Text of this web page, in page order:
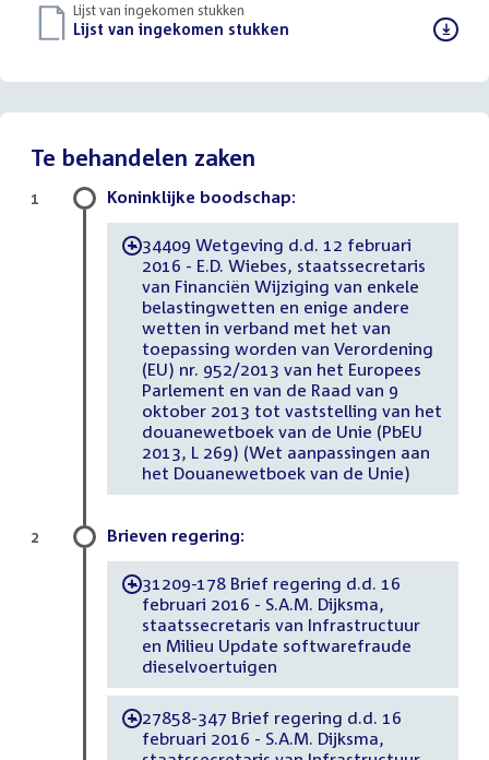
Lijst van ingekomen stukken
Download
Lijst van ingekomen stukken
Te behandelen zaken
Koninklijke boodschap:
-34409 Wetgeving d.d. 12 februari
2016 - E.D. Wiebes, staatssecretaris
van Financiën Wijziging van enkele
belastingwetten en enige andere
wetten in verband met het van
toepassing worden van Verordening
(EU) nr. 952/2013 van het Europees
Parlement en van de Raad van 9
oktober 2013 tot vaststelling van het
douanewetboek van de Unie (PbEU
2013, L 269) (Wet aanpassingen aan
het Douanewetboek van de Unie)
1
Brieven regering:
-31209-178 Brief regering d.d. 16
februari 2016 - S.A.M. Dijksma,
staatssecretaris van Infrastructuur
en Milieu Update softwarefraude
dieselvoertuigen
-27858-347 Brief regering d.d. 16
februari 2016 - S.A.M. Dijksma,
2